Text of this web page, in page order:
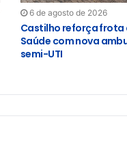
6 de agosto de 2026
Castilho reforça frota
Saúde com nova
semi-UTI